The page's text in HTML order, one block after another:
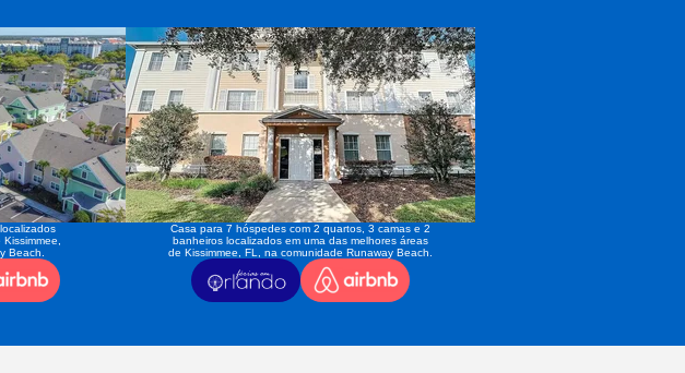
Beach.
Casa para 7 hóspedes com 2 quartos, 3 camas e 2
banheiros localizados em uma das melhores áreas
de Kissimmee, FL, na comunidade Runaway Beach.